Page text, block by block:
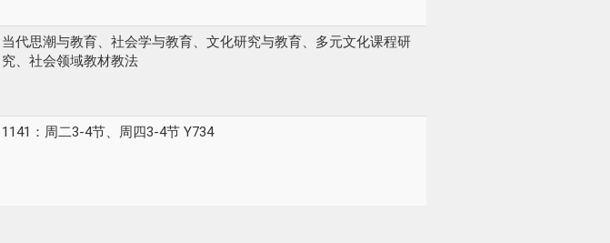
当代思潮与教育、社会学与教育、文化研究与教育、多元文化课程研
究、社会领域教材教法
1141：周二3-4节、周四3-4节 Y734